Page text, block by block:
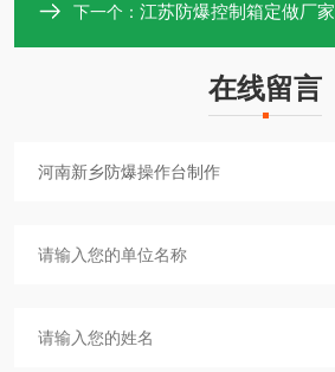
下一个： 江苏防爆控制箱定做厂家
在线留言